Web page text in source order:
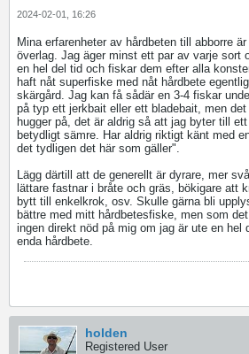
2024-02-01, 16:26
Mina erfarenheter av hårdbeten till abborre
överlag. Jag äger minst ett par av varje sort
en hel del tid och fiskar dem efter alla
haft nåt superfiske med nåt hårdbete
skärgård. Jag kan få sådär en 3-4 fiskar
på typ ett jerkbait eller ett bladebait, men
hugger på, det är aldrig så att jag byter till
betydligt sämre. Har aldrig riktigt känt med
det tydligen det här som gäller".
Lägg därtill att de generellt är dyrare, mer
lättare fastnar i bråte och gräs, bökigare att
bytt till enkelkrok, osv. Skulle gärna bli
bättre med mitt hårdbetesfiske, men som
ingen direkt nöd på mig om jag är ute en hel
enda hårdbete.
holden
Registered User